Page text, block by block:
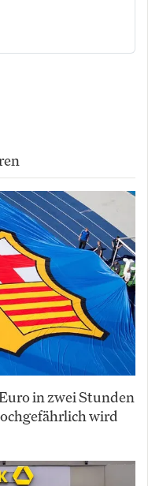
in zwei Stunden
wird